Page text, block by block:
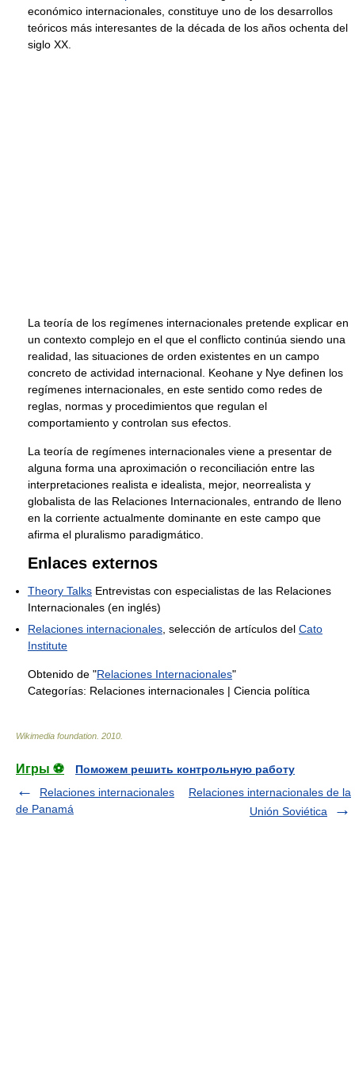
económico internacionales, constituye uno de los desarrollos
teóricos más interesantes de la década de los años ochenta del
siglo XX.
La teoría de los regímenes internacionales pretende explicar en
un contexto complejo en el que el conflicto continúa siendo una
realidad, las situaciones de orden existentes en un campo
concreto de actividad internacional. Keohane y Nye definen los
regímenes internacionales, en este sentido como redes de
reglas, normas y procedimientos que regulan el
comportamiento y controlan sus efectos.
La teoría de regímenes internacionales viene a presentar de
alguna forma una aproximación o reconciliación entre las
interpretaciones realista e idealista, mejor, neorrealista y
globalista de las Relaciones Internacionales, entrando de lleno
en la corriente actualmente dominante en este campo que
afirma el pluralismo paradigmático.
Enlaces externos
Theory Talks Entrevistas con especialistas de las Relaciones
Internacionales (en inglés)
Relaciones internacionales , selección de artículos del Cato
Institute
Obtenido de "Relaciones Internacionales"
Categorías: Relaciones internacionales | Ciencia política
Wikimedia foundation 2010
Игры ⚽
Поможем решить контрольную работу
Relaciones internacionales
de Panamá
Relaciones internacionales de la
Unión Soviética